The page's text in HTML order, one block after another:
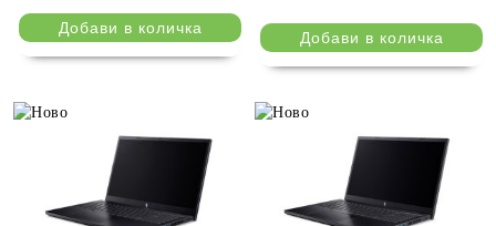
1024GB PCIe NVMe SSD,
NVIDIA GeForce RTX 4050
BT, Win 11 Home, Black
DDR5, 1TB PCIe NVMe
SSD, NVIDIA GeForce RTX
5060 8GB GDDR7, Wi-Fi
6E, BT 5.2, HD Cam, KB
Backlight, No OS, Obsidian
Black